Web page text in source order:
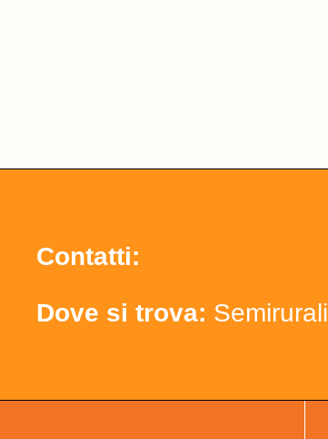
Contatti:
Dove si trova: Semirurali